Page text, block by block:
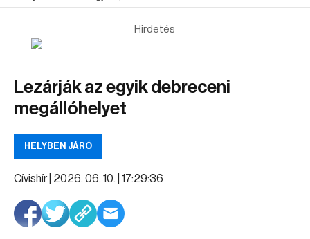
Hirdetés
Lezárják az egyik debreceni
megállóhelyet
HELYBEN JÁRÓ
Cívishír | 2026. 06. 10. | 17:29:36